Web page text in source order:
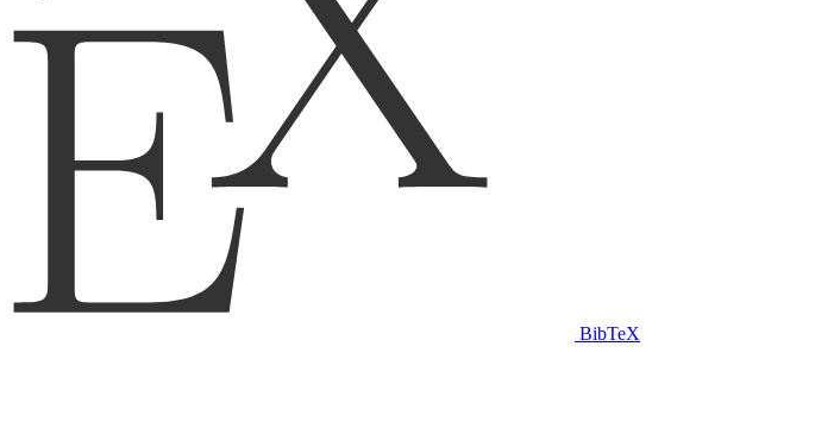
BibTeX